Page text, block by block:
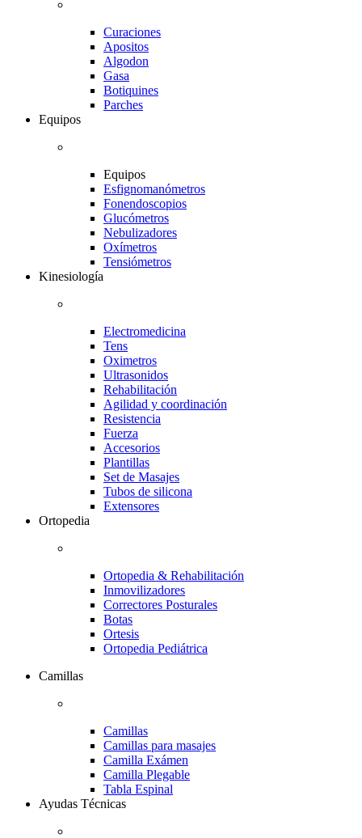
Curaciones
Apositos
Algodon
Gasa
Botiquines
Parches
Equipos
Equipos
Esfignomanómetros
Fonendoscopios
Glucómetros
Nebulizadores
Oxímetros
Tensiómetros
Kinesiología
Electromedicina
Tens
Oximetros
Ultrasonidos
Rehabilitación
Agilidad y coordinación
Resistencia
Fuerza
Accesorios
Plantillas
Set de Masajes
Tubos de silicona
Extensores
Ortopedia
Ortopedia & Rehabilitación
Inmovilizadores
Correctores Posturales
Botas
Ortesis
Ortopedia Pediátrica
Camillas
Camillas
Camillas para masajes
Camilla Exámen
Camilla Plegable
Tabla Espinal
Ayudas Técnicas